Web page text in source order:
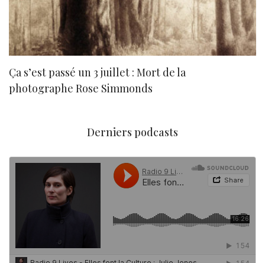
Ça s’est passé un 3 juillet : Mort de la
photographe Rose Simmonds
Derniers podcasts